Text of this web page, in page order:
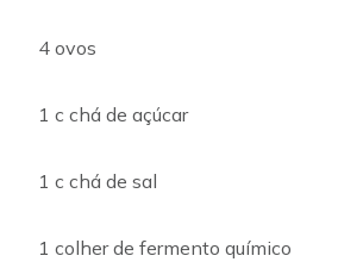
4 ovos
1 c chá de açúcar
1 c chá de sal
1 colher de fermento químico